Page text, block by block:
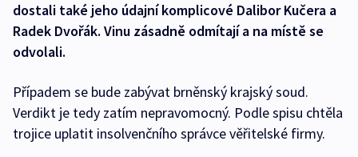
dostali také jeho údajní komplicové Dalibor Kučera a
Radek Dvořák. Vinu zásadně odmítají a na místě se
odvolali.
Případem se bude zabývat brněnský krajský soud.
Verdikt je tedy zatím nepravomocný. Podle spisu chtěla
trojice uplatit insolvenčního správce věřitelské firmy.